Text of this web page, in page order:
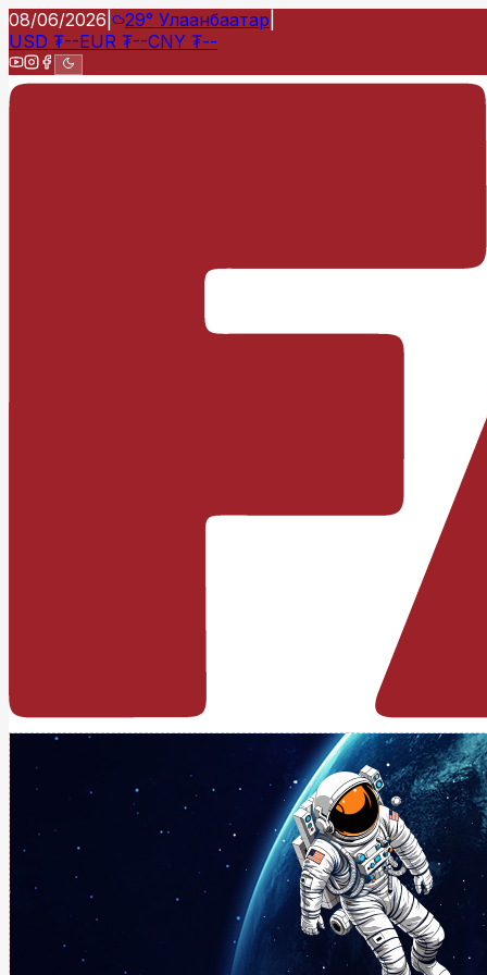
08/06/2026 29° Улаанбаатар
USD ₮--EUR ₮--CNY ₮--